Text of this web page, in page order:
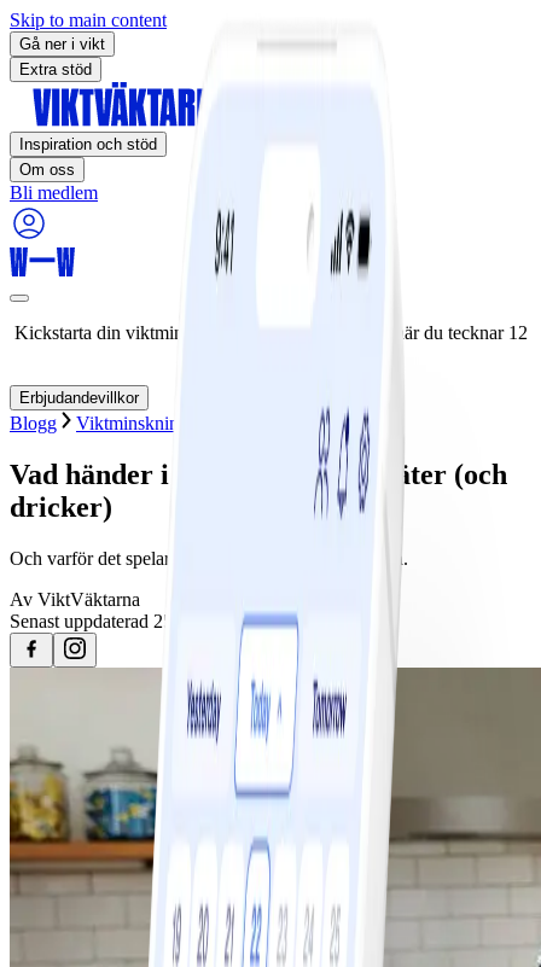
Skip to main content
Gå ner i vikt
Extra stöd
Inspiration och stöd
Om oss
Bli medlem
Kickstarta din viktminskningsresa nu! Spara 50% när du tecknar 12
Erbjudandevillkor
Blogg Viktminskning Veckans strategi
Vad händer i kroppen när... du äter (och
dricker)
Och varför det spelar roll för din vikt- och hälsoresa.
Av ViktVäktarna
Senast uppdaterad 25 april 2023